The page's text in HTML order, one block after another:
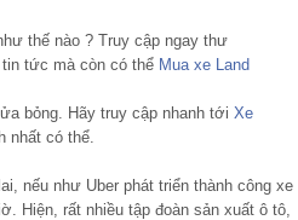
thế nào ? Truy cập ngay thư
tức mà còn có thể Mua xe Land
bỏng. Hãy truy cập nhanh tới Xe
nhất có thể.
nếu như Uber phát triển thành công xe
Hiện, rất nhiều tập đoàn sản xuất ô tô,